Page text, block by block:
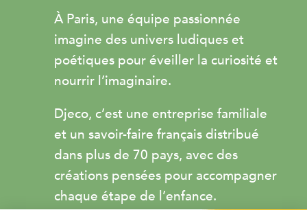
À Paris, une équipe passionnée
imagine des univers ludiques et
poétiques pour éveiller la curiosité et
nourrir l’imaginaire.
Djeco, c’est une entreprise familiale
et un savoir-faire français distribué
dans plus de 70 pays, avec des
créations pensées pour accompagner
chaque étape de l’enfance.